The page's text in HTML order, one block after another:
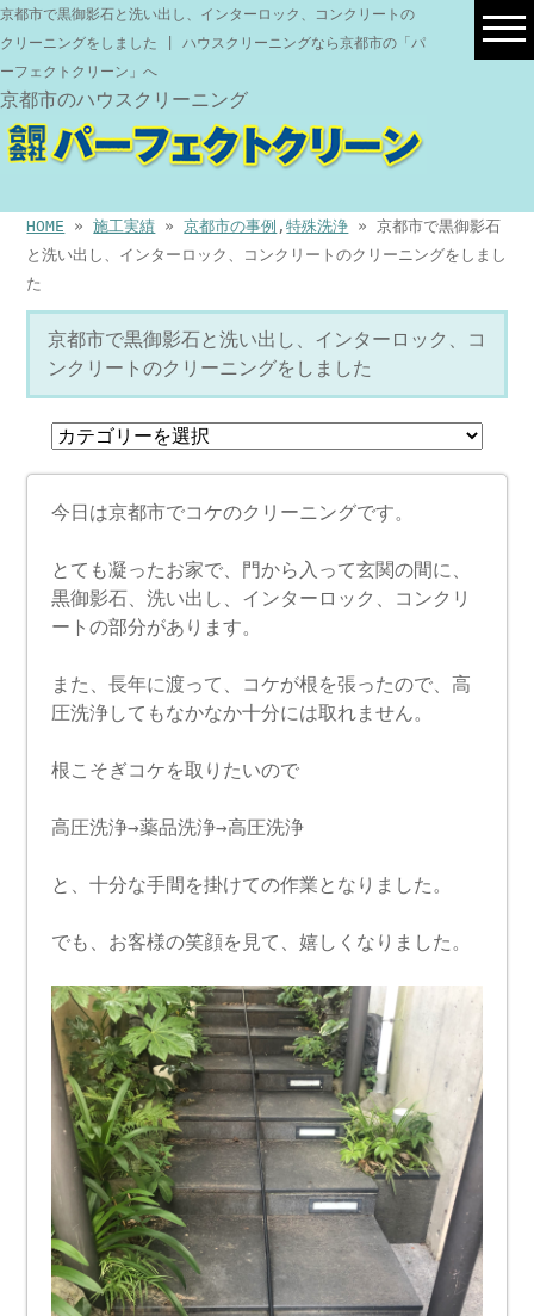
京都市で黒御影石と洗い出し、インターロック、コンクリートの
クリーニングをしました | ハウスクリーニングなら京都市の「パ
ーフェクトクリーン」へ
京都市のハウスクリーニング
HOME »施工実績 »京都市の事例 ,特殊洗浄 » 京都市で黒御影石
と洗い出し、インターロック、コンクリートのクリーニングをしまし
た
京都市で黒御影石と洗い出し、インターロック、コ
ンクリートのクリーニングをしました
今日は京都市でコケのクリーニングです。
とても凝ったお家で、門から入って玄関の間に、
黒御影石、洗い出し、インターロック、コンクリ
ートの部分があります。
また、長年に渡って、コケが根を張ったので、高
圧洗浄してもなかなか十分には取れません。
根こそぎコケを取りたいので
高圧洗浄→薬品洗浄→高圧洗浄
と、十分な手間を掛けての作業となりました。
でも、お客様の笑顔を見て、嬉しくなりました。